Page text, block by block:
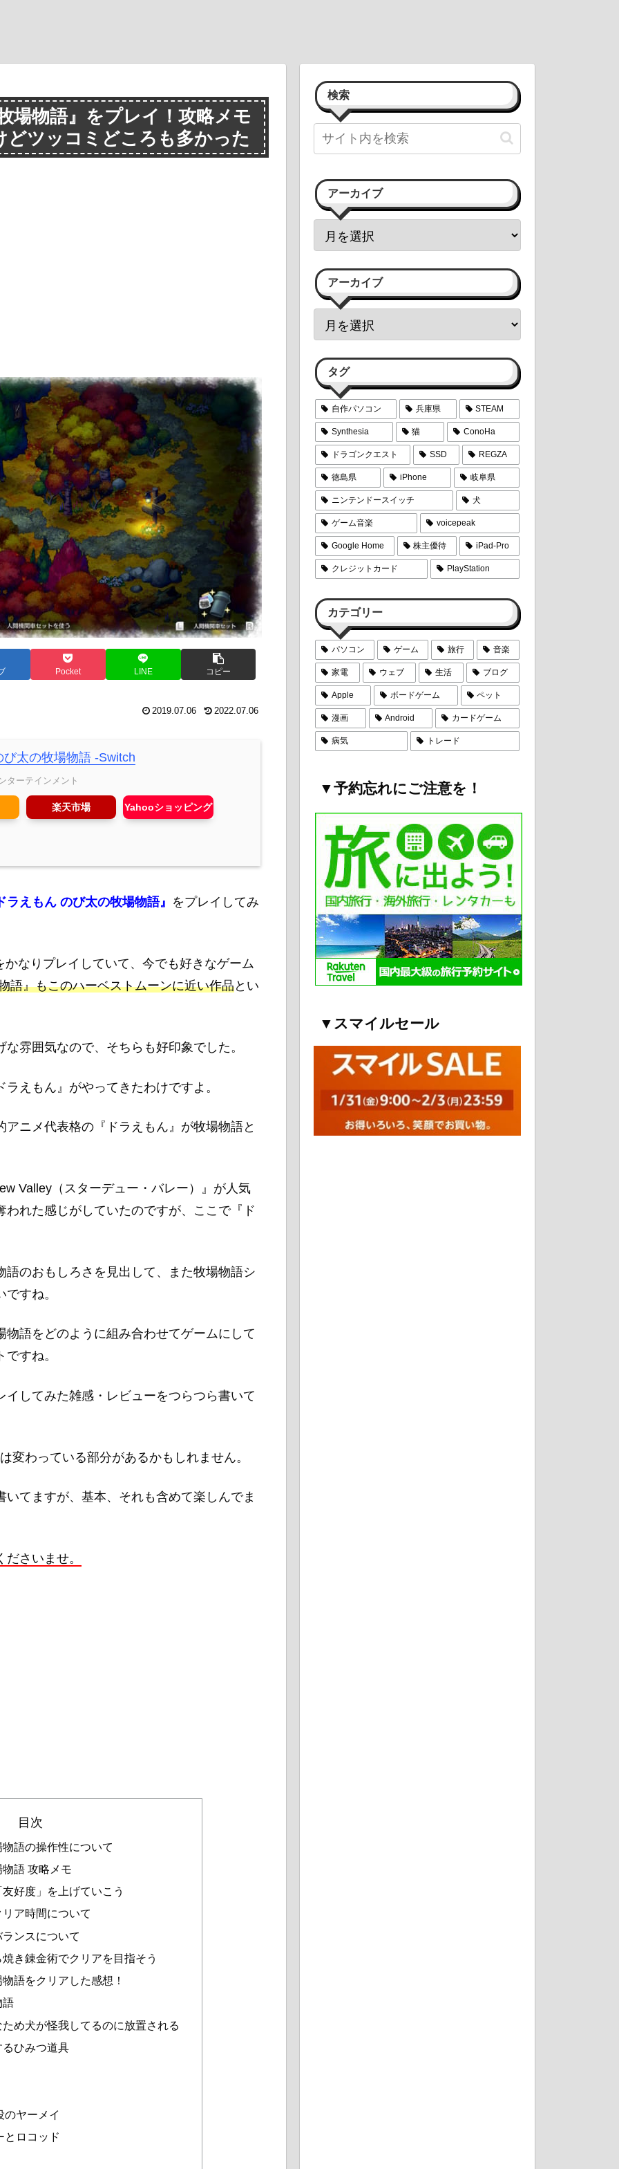
場物語』をプレイ！攻略メモ
どツッコミどころも多かった
Pocket LINE コピー
2019.07.06 2022.07.06
太の牧場物語 -Switch
ターテインメント
楽天市場 Yahooショッピング
ラえもん のび太の牧場物語』 をプレイしてみ
なりプレイしていて、今でも好きなゲーム
語』もこのハーベストムーンに近い作品とい
雰囲気なので、そちらも好印象でした。
えもん』がやってきたわけですよ。
ニメ代表格の『ドラえもん』が牧場物語と
Valley（スターデュー・バレー）』が人気
れた感じがしていたのですが、ここで『ド
のおもしろさを見出して、また牧場物語シ
すね。
語をどのように組み合わせてゲームにして
すね。
してみた雑感・レビューをつらつら書いて
変わっている部分があるかもしれません。
てますが、基本、それも含めて楽しんでま
さいませ。
目次
語の操作性について
語 攻略メモ
好度」を上げていこう
ア時間について
ンスについて
き錬金術でクリアを目指そう
語をクリアした感想！
語
め犬が怪我してるのに放置される
ひみつ道具
のヤーメイ
とロコッド
検索
アーカイブ
アーカイブ
タグ
自作パソコン 兵庫県 STEAM
Synthesia 猫 ConoHa
ドラゴンクエスト SSD REGZA
徳島県 iPhone 岐阜県
ニンテンドースイッチ 犬
ゲーム音楽 voicepeak
Google Home 株主優待 iPad-Pro
クレジットカード PlayStation
カテゴリー
パソコン ゲーム 旅行 音楽
家電 ウェブ 生活 ブログ
Apple ボードゲーム ペット
漫画 Android カードゲーム
病気 トレード
▼予約忘れにご注意を！
▼スマイルセール